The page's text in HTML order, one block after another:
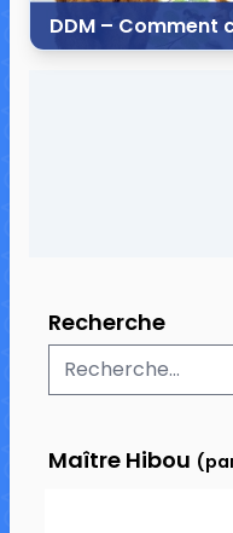
DDM – Comment
Recherche
Maître Hibou